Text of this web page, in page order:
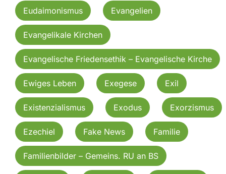
Eudaimonismus Evangelien
Evangelikale Kirchen
Evangelische Friedensethik – Evangelische Kirche
Ewiges Leben Exegese Exil
Existenzialismus Exodus Exorzismus
Ezechiel Fake News Familie
Familienbilder – Gemeins. RU an BS